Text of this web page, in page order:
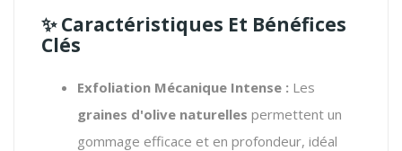
✨ Caractéristiques Et Bénéfices
Clés
Exfoliation Mécanique Intense : Les
graines d'olive naturelles permettent un
gommage efficace et en profondeur, idéal